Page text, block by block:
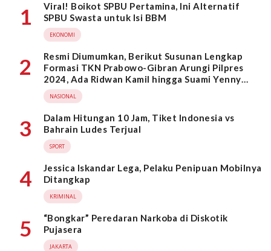
1
Viral! Boikot SPBU Pertamina, Ini Alternatif
SPBU Swasta untuk Isi BBM
EKONOMI
2
Resmi Diumumkan, Berikut Susunan Lengkap
Formasi TKN Prabowo-Gibran Arungi Pilpres
2024, Ada Ridwan Kamil hingga Suami Yenny
Wahid
NASIONAL
3
Dalam Hitungan 10 Jam, Tiket Indonesia vs
Bahrain Ludes Terjual
SPORT
4
Jessica Iskandar Lega, Pelaku Penipuan Mobilnya
Ditangkap
KRIMINAL
5
“Bongkar” Peredaran Narkoba di Diskotik
Pujasera
JAKARTA